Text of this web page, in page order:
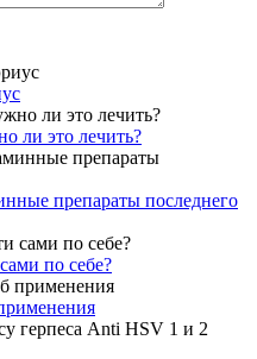
ли это лечить?
препараты последнего
по себе?